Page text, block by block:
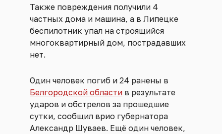
Также повреждения получили 4
частных дома и машина, а в Липецке
беспилотник упал на строящийся
многоквартирный дом, пострадавших
нет.
Один человек погиб и 24 ранены в
Белгородской области в результате
ударов и обстрелов за прошедшие
сутки, сообщил врио губернатора
Александр Шуваев. Ещё один человек,